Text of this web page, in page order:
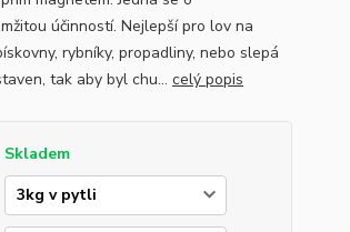
účinností. Nejlepší pro lov na
rybníky, propadliny, nebo slepá
tak aby byl chu... celý popis
Skladem